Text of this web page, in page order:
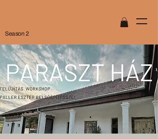
Season 2